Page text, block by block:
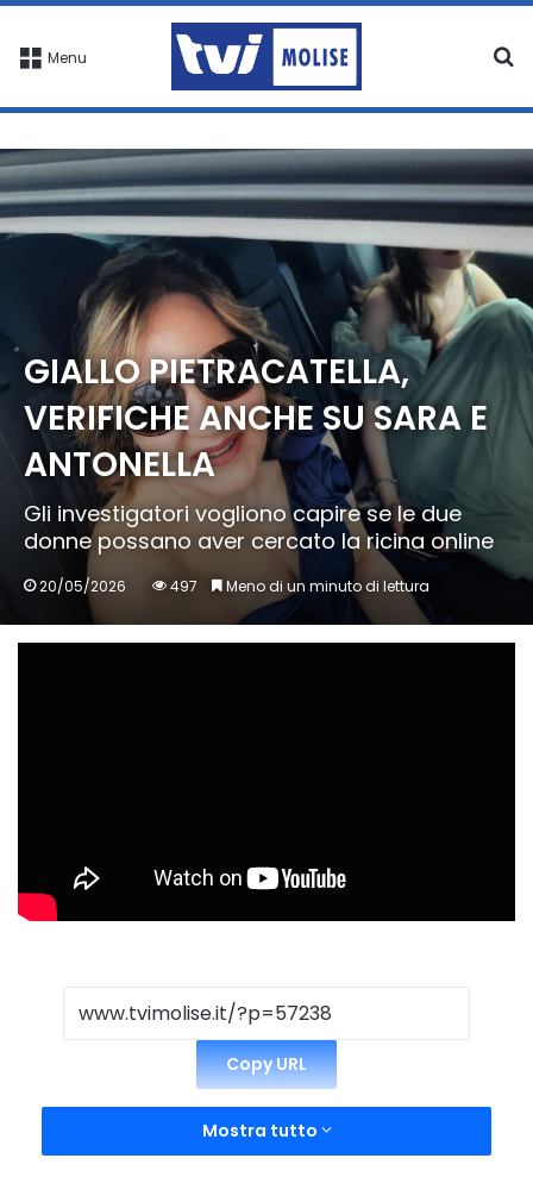
Menu
GIALLO PIETRACATELLA,
VERIFICHE ANCHE SU SARA E
ANTONELLA
Gli investigatori vogliono capire se le due
donne possano aver cercato la ricina online
20/05/2026 497 Meno di un minuto di lettura
Copy URL
Mostra tutto